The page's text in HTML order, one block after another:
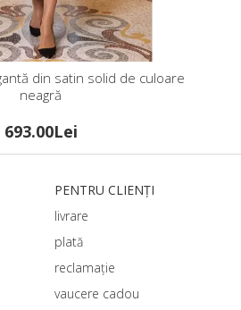
din satin solid de culoare
neagră
693.00Lei
PENTRU CLIENȚI
livrare
plată
reclamație
vaucere cadou